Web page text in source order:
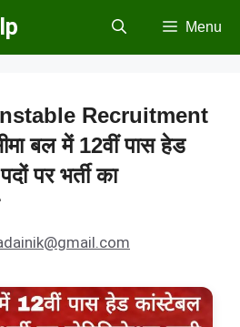
Menu
Recruitment
बल में 12वीं पास हेड
पर भर्ती का